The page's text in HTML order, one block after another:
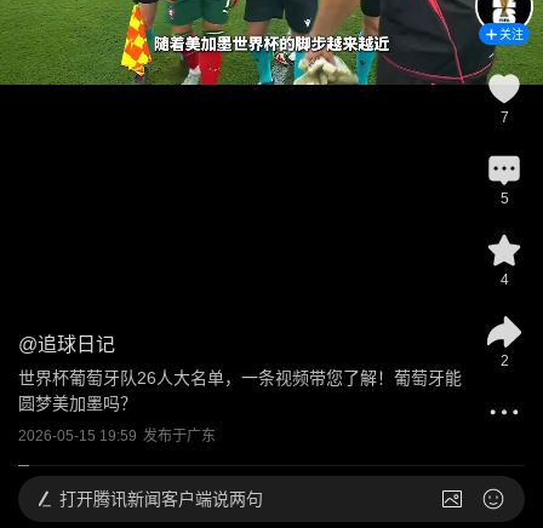
@追球日记
世界杯葡萄牙队26人大名单，一条视频带您了解！葡萄牙能
圆梦美加墨吗？
2026-05-15 19:59 发布于广东
关注
7
5
4
2
打开腾讯新闻客户端说两句